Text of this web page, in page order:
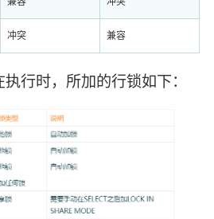
冲突 兼容
行时，所加的行锁如下：